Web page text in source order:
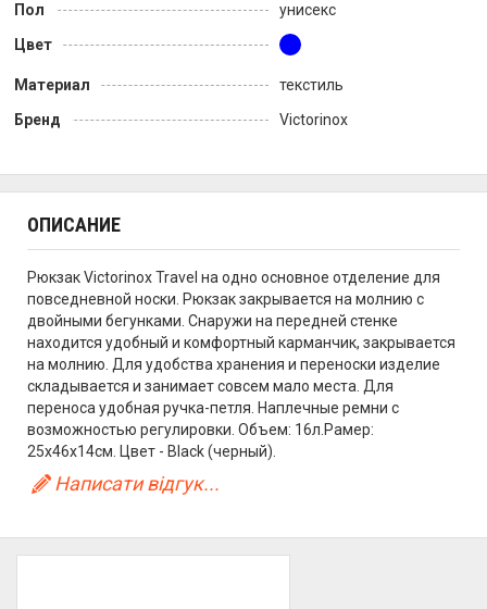
Пол
унисекс
Цвет
Материал
текстиль
Бренд
Victorinox
ОПИСАНИЕ
Рюкзак Victorinox Travel на одно основное отделение для
повседневной носки. Рюкзак закрывается на молнию с
двойными бегунками. Снаружи на передней стенке
находится удобный и комфортный карманчик, закрывается
на молнию. Для удобства хранения и переноски изделие
складывается и занимает совсем мало места. Для
переноса удобная ручка-петля. Наплечные ремни с
возможностью регулировки. Объем: 16л.Рамер:
25x46x14см. Цвет - Black (черный).
Написати відгук...